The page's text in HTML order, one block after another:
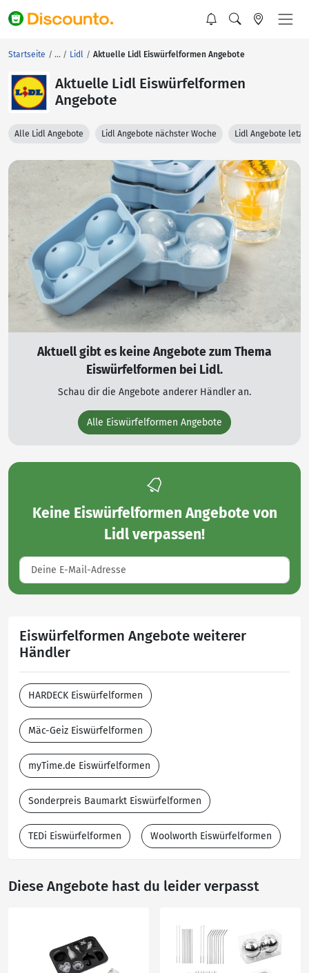
Startseite Lidl Aktuelle Lidl Eiswürfelformen Angebote
Aktuelle Lidl Eiswürfelformen
Angebote
Alle Lidl Angebote Lidl Angebote nächster Woche Lidl Angebote
Aktuell gibt es keine Angebote zum Thema
Eiswürfelformen bei Lidl.
Schau dir die Angebote anderer Händler an.
Alle Eiswürfelformen Angebote
Keine Eiswürfelformen Angebote von
Lidlverpassen!
Eiswürfelformen Angebote weiterer
Händler
HARDECK Eiswürfelformen
Mäc-Geiz Eiswürfelformen
myTime.de Eiswürfelformen
Sonderpreis Baumarkt Eiswürfelformen
TEDi Eiswürfelformen Woolworth Eiswürfelformen
Diese Angebote hast du leider verpasst